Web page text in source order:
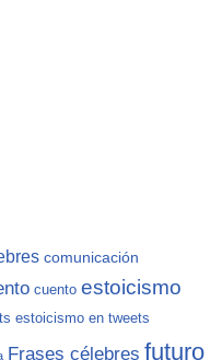
comunicación
cuento estoicismo
estoicismo en tweets
Frases célebres futuro